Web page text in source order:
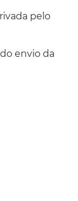
pelo
envio da